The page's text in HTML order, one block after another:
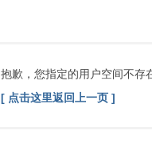
抱歉，您指定的用户空间不存
[ 点击这里返回上一页 ]